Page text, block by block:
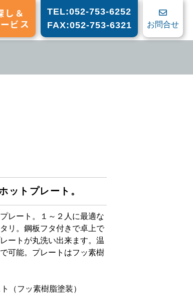
し＆
ビス
TEL:052-753-6252
FAX:052-753-6321
お問合せ
ットプレート。
レート。１～２人に最適な
リ。鋼板フタ付きで卓上で
ートが丸洗い出来ます。温
可能。プレートはフッ素樹
（フッ素樹脂塗装）